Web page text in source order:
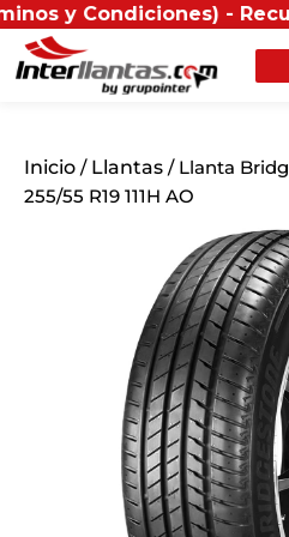
- Recuerda
Inicio / Llantas / Llanta
255/55 R19 111H AO